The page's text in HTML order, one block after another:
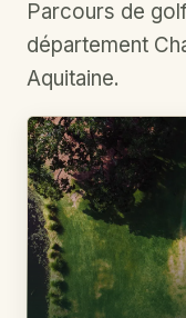
Parcours de
département
Aquitaine.